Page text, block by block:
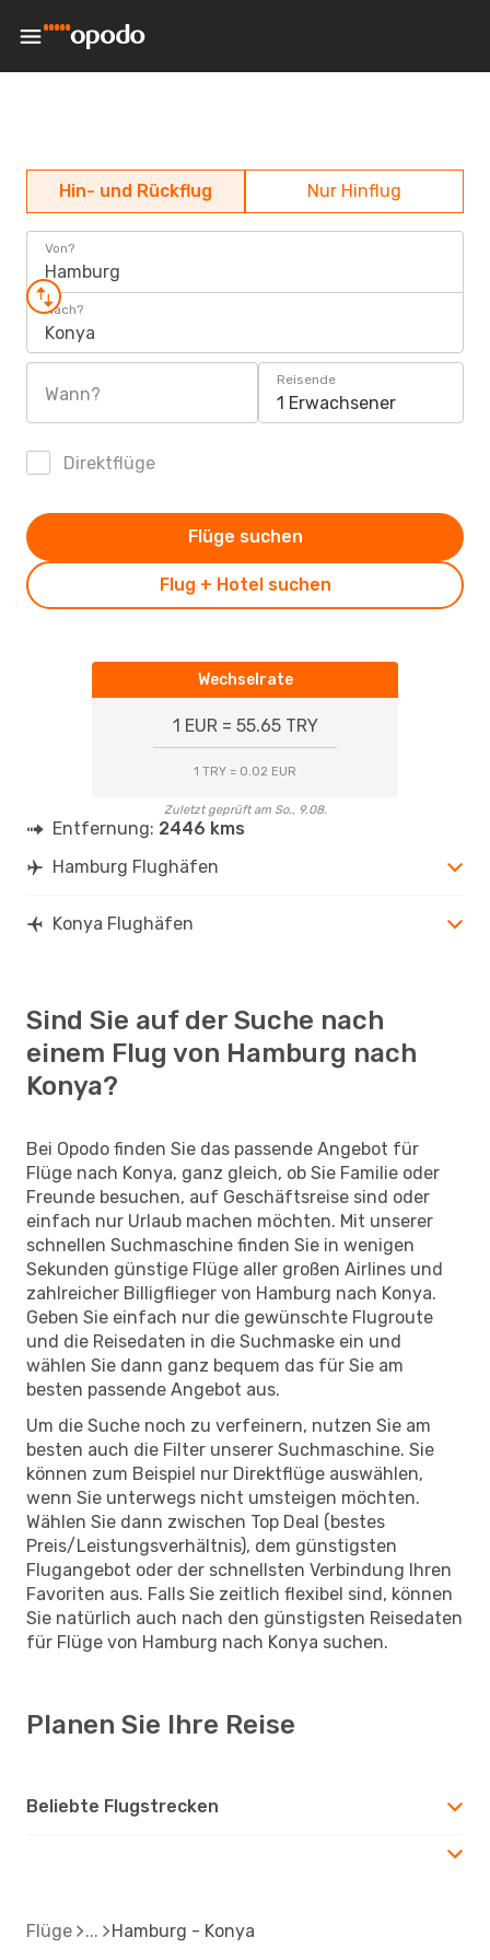
Hin- und Rückflug Nur Hinflug
Von?
Hamburg
Nach?
Konya
Wann?
Reisende
1 Erwachsener
Direktflüge
Flug + Hotel suchen
Flüge suchen
Wechselrate
1 EUR = 55.65 TRY
1 TRY = 0.02 EUR
Zuletzt geprüft am So., 9.08.
Entfernung: 2446 kms
Hamburg Flughäfen
Konya Flughäfen
Sind Sie auf der Suche nach
einem Flug von Hamburg nach
Konya?
Bei Opodo finden Sie das passende Angebot für
Flüge nach Konya, ganz gleich, ob Sie Familie oder
Freunde besuchen, auf Geschäftsreise sind oder
einfach nur Urlaub machen möchten. Mit unserer
schnellen Suchmaschine finden Sie in wenigen
Sekunden günstige Flüge aller großen Airlines und
zahlreicher Billigflieger von Hamburg nach Konya.
Geben Sie einfach nur die gewünschte Flugroute
und die Reisedaten in die Suchmaske ein und
wählen Sie dann ganz bequem das für Sie am
besten passende Angebot aus.
Um die Suche noch zu verfeinern, nutzen Sie am
besten auch die Filter unserer Suchmaschine. Sie
können zum Beispiel nur Direktflüge auswählen,
wenn Sie unterwegs nicht umsteigen möchten.
Wählen Sie dann zwischen Top Deal (bestes
Preis/Leistungsverhältnis), dem günstigsten
Flugangebot oder der schnellsten Verbindung Ihren
Favoriten aus. Falls Sie zeitlich flexibel sind, können
Sie natürlich auch nach den günstigsten Reisedaten
für Flüge von Hamburg nach Konya suchen.
Planen Sie Ihre Reise
Beliebte Flugstrecken
Flüge Hamburg - Konya